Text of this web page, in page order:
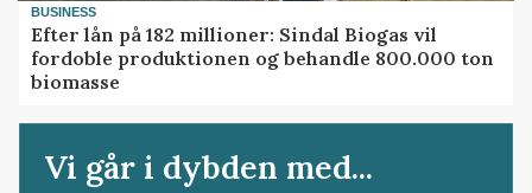
BUSINESS
Efter lån på 182 millioner: Sindal Biogas vil
fordoble produktionen og behandle 800.000 ton
biomasse
Vi går i dybden med...